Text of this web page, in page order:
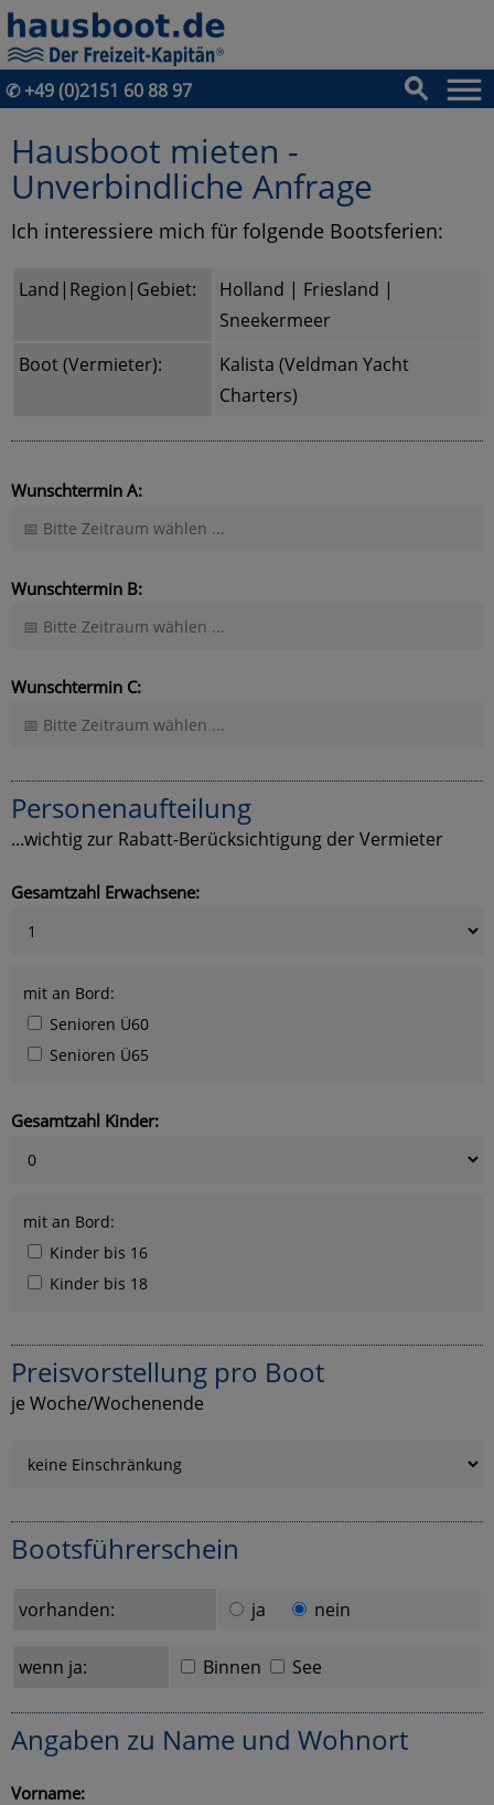
✆ +49 (0)2151 60 88 97
Hausboot mieten -
Unverbindliche Anfrage
Ich interessiere mich für folgende Bootsferien:
Land|Region|Gebiet:
Holland | Friesland |
Sneekermeer
Boot (Vermieter):
Kalista (Veldman Yacht
Charters)
Wunschtermin A:
Wunschtermin B:
Wunschtermin C:
Personenaufteilung
...wichtig zur Rabatt-Berücksichtigung der Vermieter
Gesamtzahl Erwachsene:
mit an Bord:
Senioren Ü60
Senioren Ü65
Gesamtzahl Kinder:
mit an Bord:
Kinder bis 16
Kinder bis 18
Preisvorstellung pro Boot
je Woche/Wochenende
Bootsführerschein
vorhanden: ja nein
wenn ja: Binnen See
Angaben zu Name und Wohnort
Vorname: